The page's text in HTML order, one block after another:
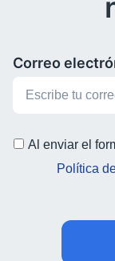
Correo
Al enviar el
Política